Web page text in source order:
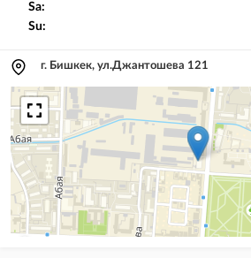
Sa:
Su:
г. Бишкек, ул.Джантошева 121